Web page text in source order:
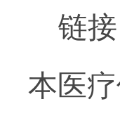
链
本医